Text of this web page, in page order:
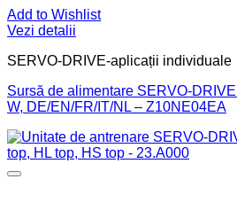
Add to Wishlist
Vezi detalii
SERVO-DRIVE-aplicații individuale
Sursă de alimentare SERVO-
W, DE/EN/FR/IT/NL – Z10NE04EA